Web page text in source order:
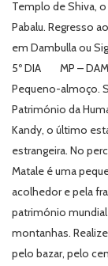
Templo de Shiva,
Pabalu. Regresso
em Dambulla ou
5º DIA MP –
Pequeno-almoço.
Património da
Kandy, o último
estrangeira. No
Matale é uma
acolhedor e pela
património mundial
montanhas.
pelo bazar, pelo